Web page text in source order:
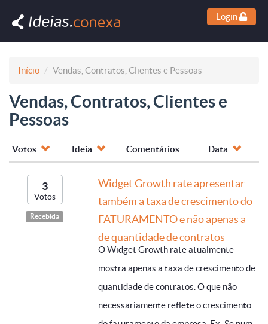
Login
Início Vendas, Contratos, Clientes e Pessoas
Vendas, Contratos, Clientes e
Pessoas
Votos Ideia Comentários Data
3
Votos
Recebida
Widget Growth rate apresentar
também a taxa de crescimento do
FATURAMENTO e não apenas a
de quantidade de contratos
O Widget Growth rate atualmente
mostra apenas a taxa de crescimento de
quantidade de contratos. O que não
necessariamente reflete o crescimento